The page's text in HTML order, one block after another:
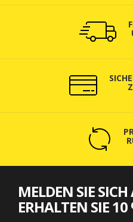
MELDEN SIE
ERHALTEN SIE